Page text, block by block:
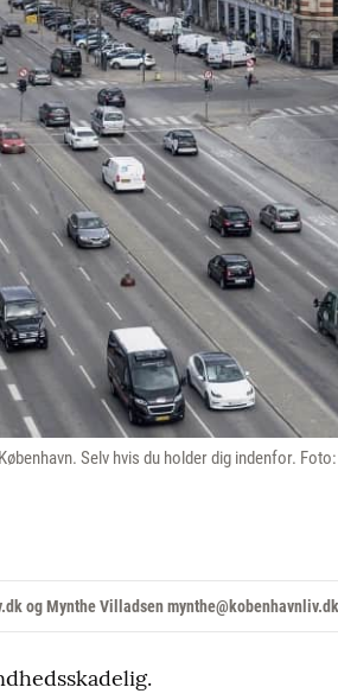
Selv hvis du holder dig indenfor.
og Mynthe Villadsen mynthe@kobenhavnliv.dk